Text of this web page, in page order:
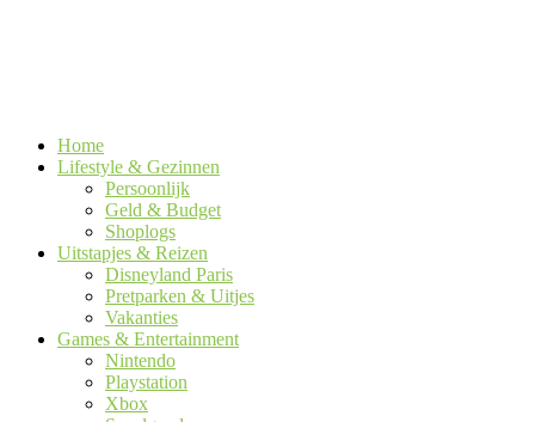
Home
Lifestyle & Gezinnen
Persoonlijk
Geld & Budget
Shoplogs
Uitstapjes & Reizen
Disneyland Paris
Pretparken & Uitjes
Vakanties
Games & Entertainment
Nintendo
Playstation
Xbox